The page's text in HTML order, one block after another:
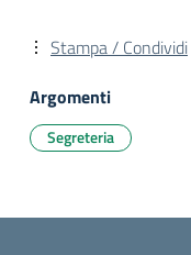
Stampa / Condividi
Argomenti
Segreteria